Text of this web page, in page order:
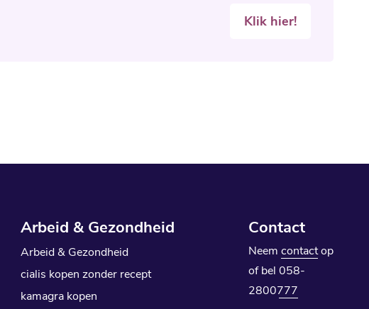
Klik hier!
Arbeid & Gezondheid
Arbeid & Gezondheid
cialis kopen zonder recept
kamagra kopen
Contact
Neem contactop
of bel 058-
2800777